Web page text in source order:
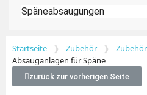
Späneabsaugungen
Startseite Zubehör
Absauganlagen für Späne
zurück zur vorherigen Seite